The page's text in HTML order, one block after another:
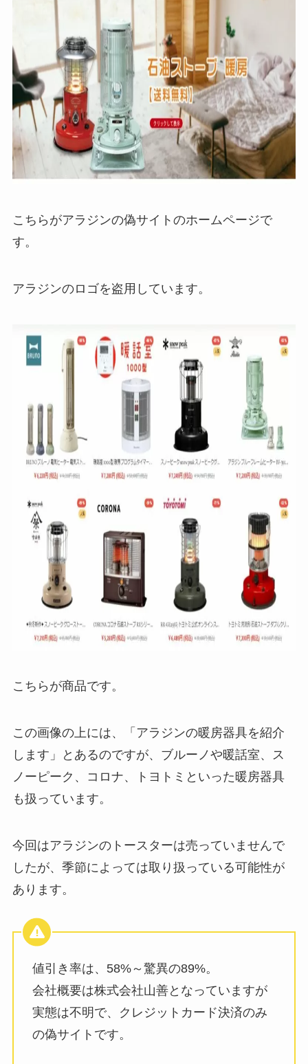
こちらがアラジンの偽サイトのホームページで
す。
アラジンのロゴを盗用しています。
こちらが商品です。
この画像の上には、「アラジンの暖房器具を紹介
します」とあるのですが、ブルーノや暖話室、ス
ノーピーク、コロナ、トヨトミといった暖房器具
も扱っています。
今回はアラジンのトースターは売っていませんで
したが、季節によっては取り扱っている可能性が
あります。
値引き率は、58%～驚異の89%。
会社概要は株式会社山善となっていますが
実態は不明で、クレジットカード決済のみ
の偽サイトです。